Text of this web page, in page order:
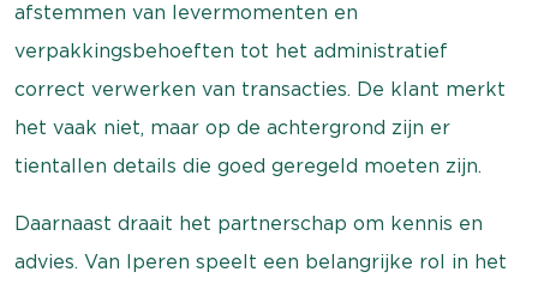
afstemmen van levermomenten en
verpakkingsbehoeften tot het administratief
correct verwerken van transacties. De klant merkt
het vaak niet, maar op de achtergrond zijn er
tientallen details die goed geregeld moeten zijn.
Daarnaast draait het partnerschap om kennis en
advies. Van Iperen speelt een belangrijke rol in het